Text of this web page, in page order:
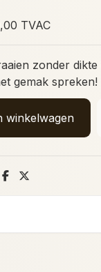
TVAC
zonder
gemak spreken!
winkelwagen